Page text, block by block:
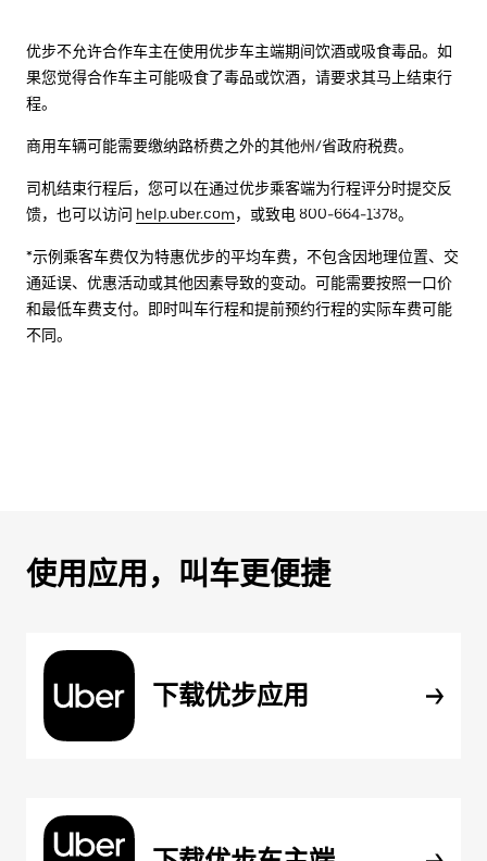
优步不允许合作车主在使用优步车主端期间饮酒或吸食毒品。如
果您觉得合作车主可能吸食了毒品或饮酒，请要求其马上结束行
程。
商用车辆可能需要缴纳路桥费之外的其他州/省政府税费。
司机结束行程后，您可以在通过优步乘客端为行程评分时提交反
馈，也可以访问 help.uber.com，或致电 800-664-1378。
*示例乘客车费仅为特惠优步的平均车费，不包含因地理位置、交
通延误、优惠活动或其他因素导致的变动。可能需要按照一口价
和最低车费支付。即时叫车行程和提前预约行程的实际车费可能
不同。
使用应用，叫车更便捷
下载优步应用